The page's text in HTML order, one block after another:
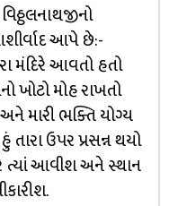
આપે છે:-
મંદિરે આવતો હતો
ખોટો મોહ રાખતો
મારી ભક્તિ યોગ્ય
તારા ઉપર પ્રસન્ન થયો
આવીશ અને સ્થાન